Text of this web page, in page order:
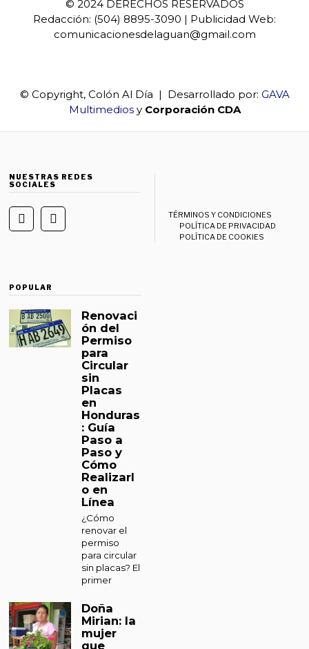
© 2024 DERECHOS RESERVADOS
Redacción: (504) 8895-3090 | Publicidad Web:
comunicacionesdelaguan@gmail.com
© Copyright, Colón Al Día | Desarrollado por: GAVA
Multimediosy Corporación CDA
NUESTRAS REDES
SOCIALES
TÉRMINOS Y CONDICIONES
POLÍTICA DE PRIVACIDAD
POLÍTICA DE COOKIES
POPULAR
Renovaci
ón del
Permiso
para
Circular
sin
Placas
en
Honduras
: Guía
Paso a
Paso y
Cómo
Realizarl
o en
Línea
¿Cómo
renovar el
permiso
para circular
sin placas? El
primer
Doña
Mirian: la
mujer
que